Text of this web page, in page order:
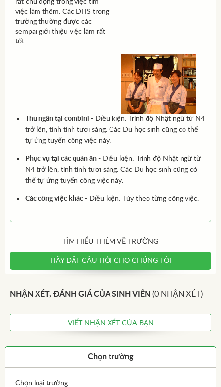
rất chủ động trong việc tìm
việc làm thêm. Các DHS trong
trường thường được các
sempai giới thiệu việc làm rất
tốt.
Thu ngân tại combini - Điều kiện: Trình độ Nhật ngữ từ N4
trở lên, tính tình tươi sáng. Các Du học sinh cũng có thể
tự ứng tuyển công việc này.
Phục vụ tại các quán ăn - Điều kiện: Trình độ Nhật ngữ từ
N4 trở lên, tính tình tươi sáng. Các Du học sinh cũng có
thể tự ứng tuyển công việc này.
Các công việc khác - Điều kiện: Tùy theo từng công việc.
TÌM HIỂU THÊM VỀ TRƯỜNG
HÃY ĐẶT CÂU HỎI CHO CHÚNG TÔI
NHẬN XÉT, ĐÁNH GIÁ CỦA SINH VIÊN (0 NHẬN XÉT)
VIẾT NHẬN XÉT CỦA BẠN
Chọn trường
Chọn loại trường